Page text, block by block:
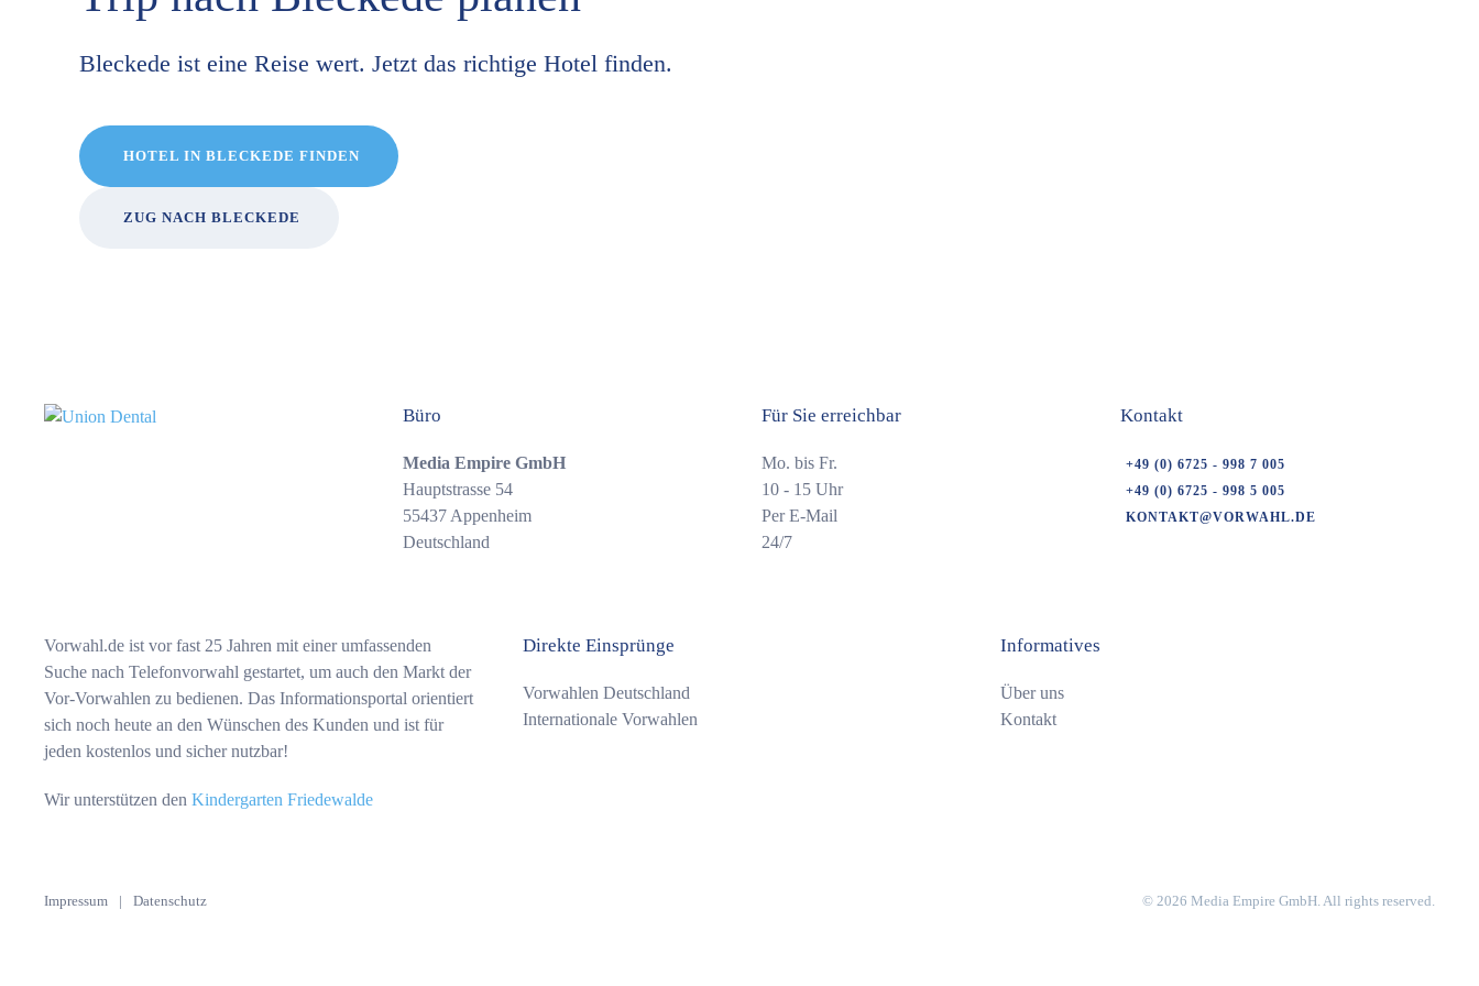
Bleckede ist eine Reise wert. Jetzt das richtige Hotel finden.
HOTEL IN BLECKEDE FINDEN
ZUG NACH BLECKEDE
Büro
Media Empire GmbH
Hauptstrasse 54
55437 Appenheim
Deutschland
Kontakt
+49 (0) 6725 - 998 7 005
+49 (0) 6725 - 998 5 005
KONTAKT@VORWAHL.DE
Für Sie erreichbar
Mo. bis Fr.
10 - 15 Uhr
Per E-Mail
24/7
Vorwahl.de ist vor fast 25 Jahren mit einer umfassenden
Suche nach Telefonvorwahl gestartet, um auch den Markt der
Vor-Vorwahlen zu bedienen. Das Informationsportal orientiert
sich noch heute an den Wünschen des Kunden und ist für
jeden kostenlos und sicher nutzbar!
Wir unterstützen den Kindergarten Friedewalde
Direkte Einsprünge
Vorwahlen Deutschland
Internationale Vorwahlen
Informatives
Über uns
Kontakt
Impressum | Datenschutz © 2026 Media Empire GmbH. All rights reserved.